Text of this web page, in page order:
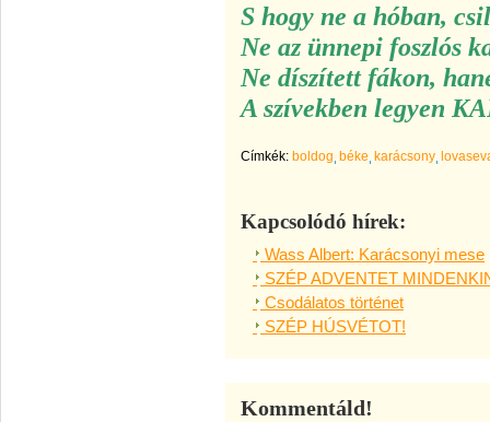
S hogy ne a hóban,
Ne az ünnepi foszlós
Ne díszített fákon,
A szívekben legyen
Címkék: boldog béke karácsony
Kapcsolódó hírek:
Wass Albert: Karácsonyi mese
SZÉP ADVENTET
Csodálatos történet
SZÉP HÚSVÉTOT!
Kommentáld!